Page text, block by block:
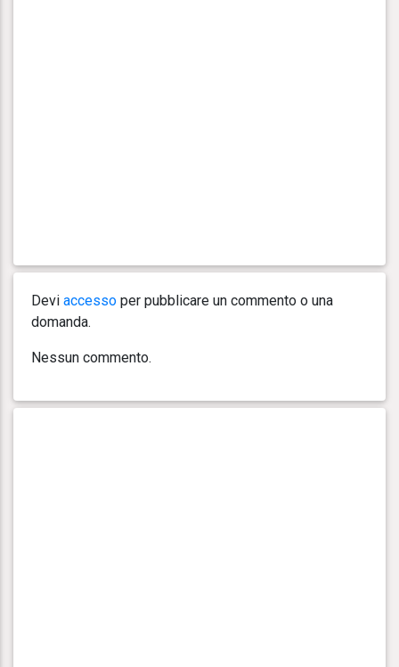
Devi accesso per pubblicare un commento o una
domanda.
Nessun commento.